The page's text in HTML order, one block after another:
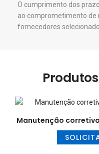
​O cumprimento dos
ao comprometimento de
fornecedores selecionado.
Manutenção